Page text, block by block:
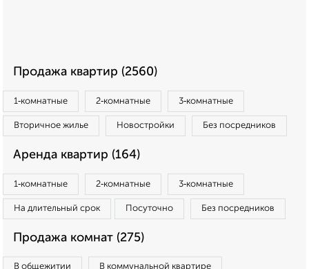
Продажа квартир (2560)
1‑комнатные 2‑комнатные 3‑комнатные
Вторичное жилье Новостройки Без посредников
Аренда квартир (164)
1‑комнатные 2‑комнатные 3‑комнатные
На длительный срок Посуточно Без посредников
Продажа комнат (275)
В общежитии В коммунальной квартире